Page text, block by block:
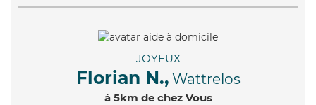
JOYEUX
Florian N., Wattrelos
à 5km de chez Vous